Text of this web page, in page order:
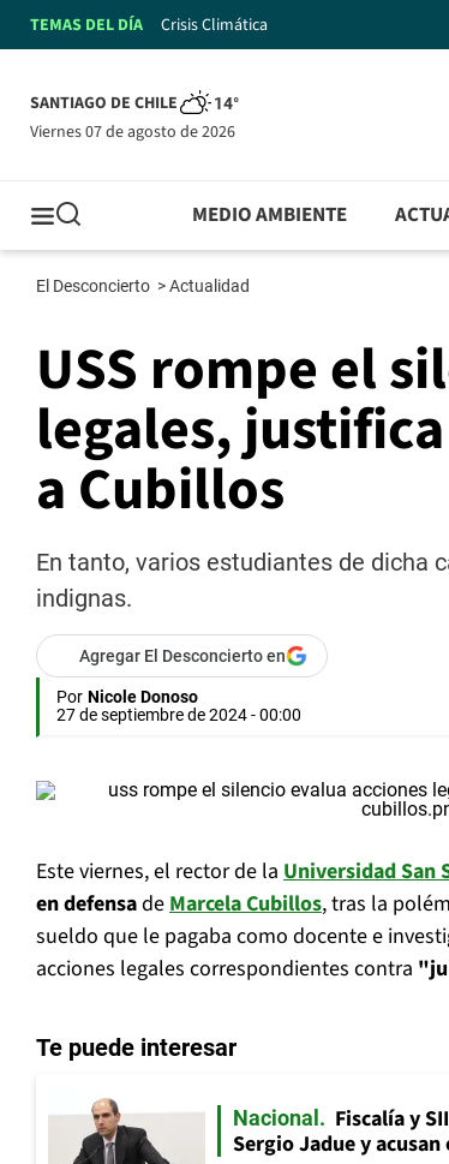
TEMAS DEL DÍA Crisis Climática
SANTIAGO DE CHILE 14°
viernes 07 de agosto de 2026
MEDIO AMBIENTE
El Desconcierto >Actualidad
USS rompe el
legales,
a Cubillos
En tanto, varios estudiantes de dicha
indignas.
Agregar El Desconcierto en
Por Nicole Donoso
27 de septiembre de 2024 - 00:00
Este viernes, el rector de la Universidad San
en defensadeMarcela Cubillos, tras la
sueldo que le pagaba como docente e
acciones legales correspondientes contra
Te puede interesar
Nacional
Fiscalía y
Sergio Jadue y